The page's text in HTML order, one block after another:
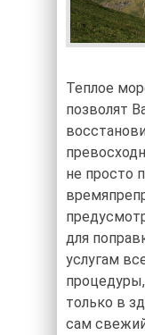
Теплое
позволят
не просто
для
услугам
только в
сам